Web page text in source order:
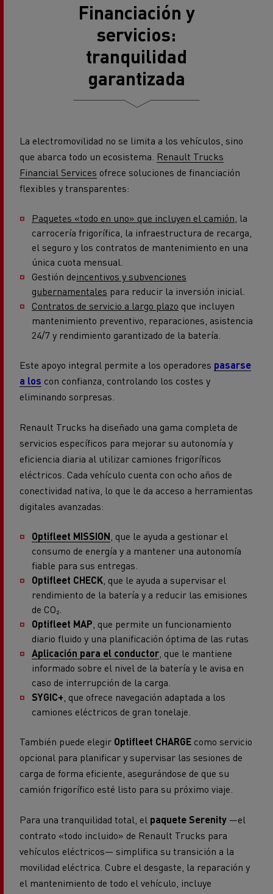
Financiación y
servicios:
tranquilidad
garantizada
La electromovilidad no se limita a los vehículos, sino
que abarca todo un ecosistema. Renault Trucks
Financial Services ofrece soluciones de financiación
flexibles y transparentes:
Paquetes «todo en uno» que incluyen el camión, la
carrocería frigorífica, la infraestructura de recarga,
el seguro y los contratos de mantenimiento en una
única cuota mensual.
Gestión deincentivos y subvenciones
gubernamentales para reducir la inversión inicial.
Contratos de servicio a largo plazo que incluyen
mantenimiento preventivo, reparaciones, asistencia
24/7 y rendimiento garantizado de la batería.
Este apoyo integral permite a los operadores pasarse
a los con confianza, controlando los costes y
eliminando sorpresas.
Renault Trucks ha diseñado una gama completa de
servicios específicos para mejorar su autonomía y
eficiencia diaria al utilizar camiones frigoríficos
eléctricos. Cada vehículo cuenta con ocho años de
conectividad nativa, lo que le da acceso a herramientas
digitales avanzadas:
Optifleet MISSION, que le ayuda a gestionar el
consumo de energía y a mantener una autonomía
fiable para sus entregas.
Optifleet CHECK, que le ayuda a supervisar el
rendimiento de la batería y a reducir las emisiones
de CO₂.
Optifleet MAP, que permite un funcionamiento
diario fluido y una planificación óptima de las rutas
Aplicación para el conductor, que le mantiene
informado sobre el nivel de la batería y le avisa en
caso de interrupción de la carga.
SYGIC+, que ofrece navegación adaptada a los
camiones eléctricos de gran tonelaje.
También puede elegir Optifleet CHARGE como servicio
opcional para planificar y supervisar las sesiones de
carga de forma eficiente, asegurándose de que su
camión frigorífico esté listo para su próximo viaje.
Para una tranquilidad total, el paquete Serenity —el
contrato «todo incluido» de Renault Trucks para
vehículos eléctricos— simplifica su transición a la
movilidad eléctrica. Cubre el desgaste, la reparación y
el mantenimiento de todo el vehículo, incluye